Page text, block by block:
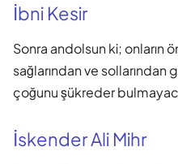
İbni Kesir
Sonra andolsun ki; onların
sağlarından ve sollarından
çoğunu şükreder
İskender Ali Mihr